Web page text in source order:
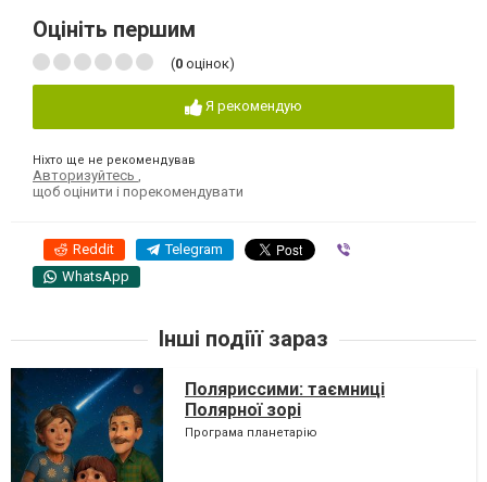
Оцініть першим
(0 оцінок)
Я рекомендую
Ніхто ще не рекомендував
Авторизуйтесь
щоб оцінити і порекомендувати
Reddit Telegram
WhatsApp
Інші подіїї зараз
Поляриссими: таємниці
Полярної зорі
Програма планетарію